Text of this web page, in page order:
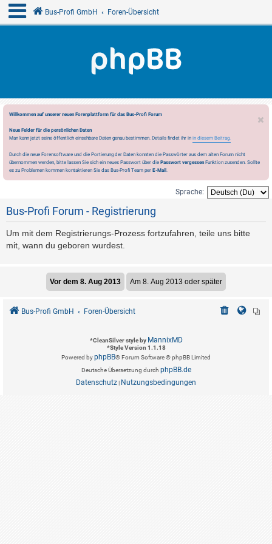
Bus-Profi GmbH Foren-Übersicht
Willkommen auf unserer neuen Forenplattform für das Bus-Profi Forum
Neue Felder für die persönlichen Daten
Man kann jetzt seine öffentlich einsehbare Daten genau bestimmen. Details findet ihr in in diesem Beitrag.
Durch die neue Forensoftware und die Portierung der Daten konnten die Passwörter aus dem alten Forum nicht
übernommen werden, bitte lassen Sie sich ein neues Passwort über die Passwort vergessen Funktion zusenden. Sollte
es zu Problemen kommen kontaktieren Sie das Bus-Profi Team per E-Mail.
Sprache:
Bus-Profi Forum - Registrierung
Um mit dem Registrierungs-Prozess fortzufahren, teile uns bitte
mit, wann du geboren wurdest.
Bus-Profi GmbH Foren-Übersicht
*CleanSilver style by MannixMD
*Style Version 1.1.18
Powered byphpBB® Forum Software © phpBB Limited
Deutsche Übersetzung durch phpBB.de
Datenschutz | Nutzungsbedingungen